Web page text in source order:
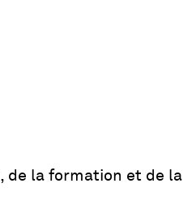
la formation et de